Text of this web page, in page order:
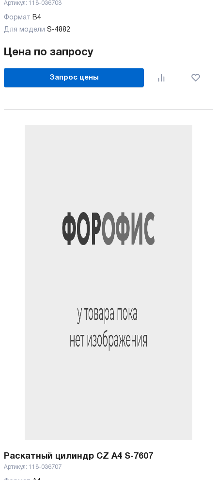
Артикул: 118-036708
Формат В4
Для модели S-4882
Цена по запросу
Запрос цены
Раскатный цилиндр CZ A4 S-7607
Артикул: 118-036707